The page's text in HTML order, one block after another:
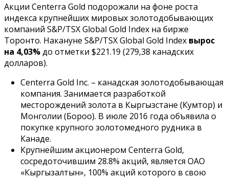
Акции Centerra Gold подорожали на фоне роста
индекса крупнейших мировых золотодобывающих
компаний S&P/TSX Global Gold Index на бирже
Торонто. Накануне S&P/TSX Global Gold Index вырос
на 4,03%до отметки $221.19 (279,38 канадских
долларов).
Centerra Gold Inc. – канадская золотодобывающая
компания. Занимается разработкой
месторождений золота в Кыргызстане (Кумтор) и
Монголии (Бороо). В июле 2016 года объявила о
покупке крупного золотомедного рудника в
Канаде.
Крупнейшим акционером Centerra Gold,
сосредоточившим 28.8% акций, является ОАО
«Кыргызалтын», 100% акций которого в свою